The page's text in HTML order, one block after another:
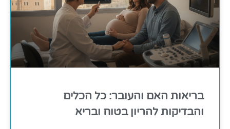
בריאות האם והעובר: כל הכלים
והבדיקות להריון בטוח ובריא